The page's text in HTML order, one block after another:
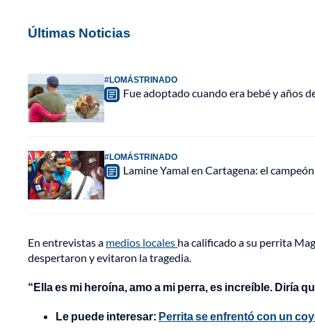
Últimas Noticias
#LOMÁSTRINADO
Fue adoptado cuando era bebé y años
#LOMÁSTRINADO
Lamine Yamal en Cartagena: el
En entrevistas a medios locales ha calificado a su perrita
despertaron y evitaron la tragedia.
“Ella es mi heroína, amo a mi perra, es increíble. Diría
Le puede interesar: Perrita se enfrentó con un